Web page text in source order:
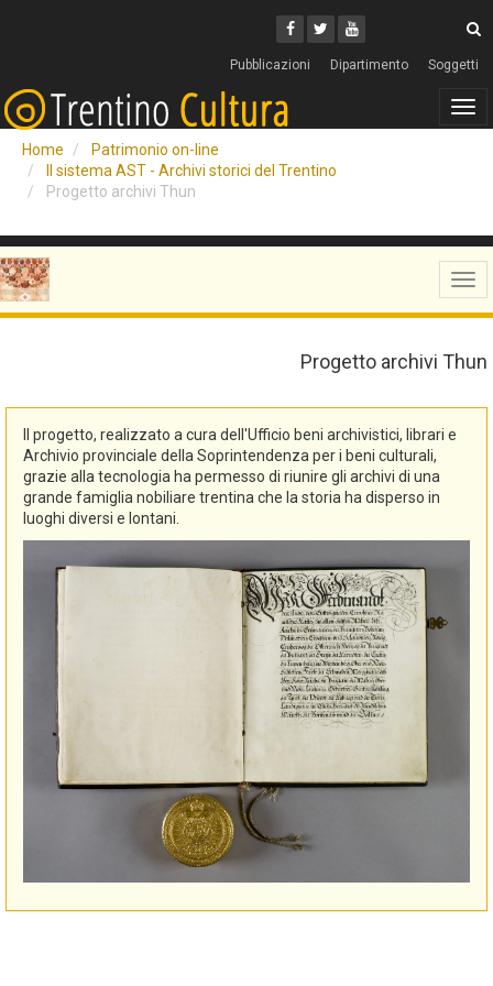
Facebook
Twitter
Youtube
Pubblicazioni Dipartimento Soggetti
Home
Patrimonio on-line
Il sistema AST - Archivi storici del Trentino
Progetto archivi Thun
Progetto archivi Thun
Il progetto, realizzato a cura dell'Ufficio beni archivistici, librari e
Archivio provinciale della Soprintendenza per i beni culturali,
grazie alla tecnologia ha permesso di riunire gli archivi di una
grande famiglia nobiliare trentina che la storia ha disperso in
luoghi diversi e lontani.